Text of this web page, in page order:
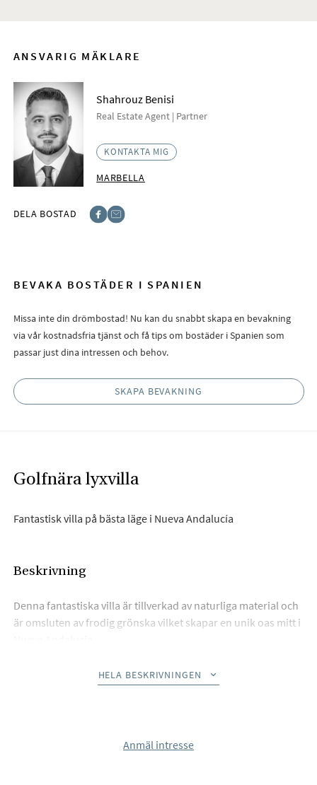
ANSVARIG MÄKLARE
Shahrouz Benisi
Real Estate Agent | Partner
KONTAKTA MIG
MARBELLA
DELA BOSTAD
BEVAKA BOSTÄDER I SPANIEN
Missa inte din drömbostad! Nu kan du snabbt skapa en bevakning
via vår kostnadsfria tjänst och få tips om bostäder i Spanien som
passar just dina intressen och behov.
SKAPA BEVAKNING
Golfnära lyxvilla
Fantastisk villa på bästa läge i Nueva Andalucía
Beskrivning
Denna fantastiska villa är tillverkad av naturliga material och
är omsluten av frodig grönska vilket skapar en unik oas mitt i
Bottenvåningen innehåller ett vardagsrum, kök i öppen
poolområde. Den första våningen har ett master bedroom
HELA BESKRIVNINGEN
Anmäl intresse